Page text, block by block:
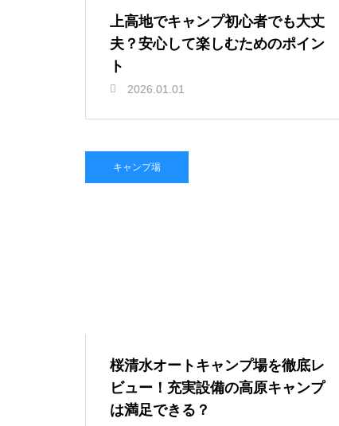
上高地でキャンプ初心者でも大丈
夫？安心して楽しむためのポイン
ト
2026.01.01
キャンプ場
桜清水オートキャンプ場を徹底レ
ビュー！充実設備の高原キャンプ
は満足できる？